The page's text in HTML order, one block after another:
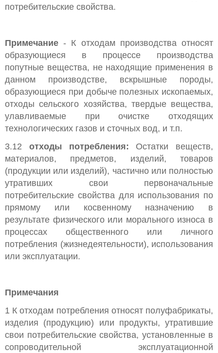
потребительские свойства.
Примечание - К отходам производства относят
образующиеся в процессе производства
попутные вещества, не находящие применения в
данном производстве, вскрышные породы,
образующиеся при добыче полезных ископаемых,
отходы сельского хозяйства, твердые вещества,
улавливаемые при очистке отходящих
технологических газов и сточных вод, и т.п.
3.12 отходы потребления: Остатки веществ,
материалов, предметов, изделий, товаров
(продукции или изделий), частично или полностью
утративших свои первоначальные
потребительские свойства для использования по
прямому или косвенному назначению в
результате физического или морального износа в
процессах общественного или личного
потребления (жизнедеятельности), использования
или эксплуатации.
Примечания
1 К отходам потребления относят полуфабрикаты,
изделия (продукцию) или продукты, утратившие
свои потребительские свойства, установленные в
сопроводительной эксплуатационной